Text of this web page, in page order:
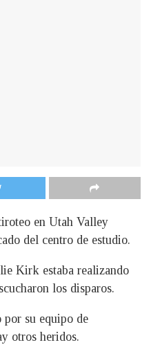
en Utah Valley
del centro de estudio.
Kirk estaba realizando
los disparos.
su equipo de
otros heridos.